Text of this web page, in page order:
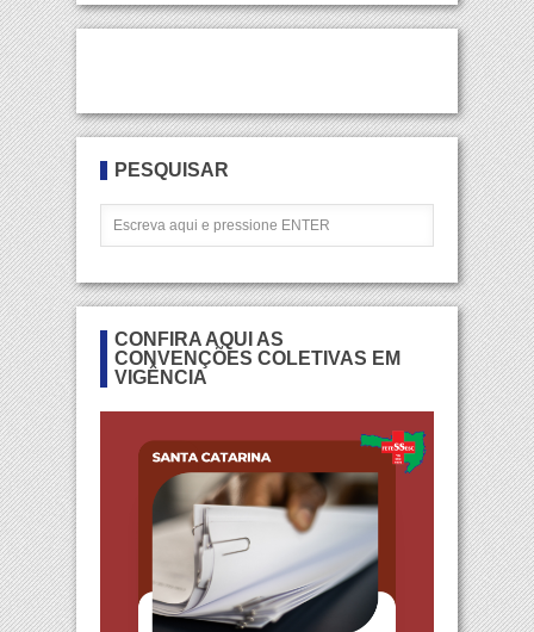
PESQUISAR
CONFIRA AQUI AS
CONVENÇÕES COLETIVAS EM
VIGÊNCIA